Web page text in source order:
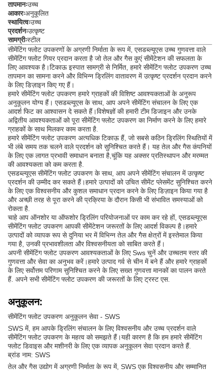
तापमानःउच्च
आकारःअनुकूलित
स्थायित्वःउच्च
प्रदर्शनःउत्कृष्ट
सामग्रीःस्टील
सीमेंटिंग फ्लोट उपकरणों के अग्रणी निर्माता के रूप में, एसडब्ल्यूएस उच्च गुणवत्ता वाले
सीमेंटिंग फ्लोट गियर प्रदान करता है जो तेल और गैस कुएं सीमेंटेशन की सफलता के
लिए आवश्यक है।टिकाऊ इस्पात सामग्री से निर्मित, हमारे सीमेंटिंग फ्लोट उपकरण उच्च
तापमान का सामना करने और विभिन्न ड्रिलिंग वातावरण में उत्कृष्ट प्रदर्शन प्रदान करने
के लिए डिज़ाइन किए गए हैं।
हमारे सीमेंटिंग फ्लोट उपकरण हमारे ग्राहकों की विशिष्ट आवश्यकताओं के अनुरूप
अनुकूलन योग्य हैं। एसडब्ल्यूएस के साथ, आप अपने सीमेंटिंग संचालन के लिए एक
आदर्श फिट का आश्वासन दे सकते हैं।विशेषज्ञों की हमारी टीम डिजाइन और उनके
अद्वितीय आवश्यकताओं को पूरा सीमेंटिंग फ्लोट उपकरण का निर्माण करने के लिए हमारे
ग्राहकों के साथ मिलकर काम करता है.
हमारे सीमेंटिंग फ्लोट उपकरण अत्यधिक टिकाऊ हैं, जो सबसे कठिन ड्रिलिंग स्थितियों में
भी लंबे समय तक चलने वाले प्रदर्शन को सुनिश्चित करते हैं। यह तेल और गैस कंपनियों
के लिए एक लागत प्रभावी समाधान बनाता है,चूंकि यह अक्सर प्रतिस्थापन और मरम्मत
की आवश्यकता को कम करता है.
एसडब्ल्यूएस सीमेंटिंग फ्लोट उपकरण के साथ, आप अपने सीमेंटिंग संचालन में उत्कृष्ट
प्रदर्शन की उम्मीद कर सकते हैं।हमारे उत्पादों को उचित सीमेंट प्लेसमेंट सुनिश्चित करने
के लिए एक विश्वसनीय और कुशल समाधान प्रदान करने के लिए डिज़ाइन किया गया है
और अच्छी तरह से पूरा करने की प्रक्रिया के दौरान किसी भी संभावित समस्याओं को
रोकता है.
चाहे आप ऑनशोर या ऑफशोर ड्रिलिंग परियोजनाओं पर काम कर रहे हों, एसडब्ल्यूएस
सीमेंटिंग फ्लोट उपकरण आपकी सीमेंटेशन जरूरतों के लिए आदर्श विकल्प है।हमारे
उत्पादों को व्यापक रूप से दुनिया भर में विभिन्न तेल और गैस क्षेत्रों में इस्तेमाल किया
गया है, उनकी प्रभावशीलता और विश्वसनीयता को साबित करते हैं।
अपनी सीमेंटिंग फ्लोट उपकरण आवश्यकताओं के लिए Sws चुनें और उच्चतम स्तर की
गुणवत्ता और सेवा का अनुभव करें।हमारे उत्पाद गर्व से चीन में बने हैं और हमारे ग्राहकों
के लिए सर्वोत्तम परिणाम सुनिश्चित करने के लिए सख्त गुणवत्ता मानकों का पालन करते
हैं. अपने सभी सीमेंटिंग फ्लोट उपकरण की जरूरतों के लिए ट्रस्ट एस.
अनुकूलन:
सीमेंटिंग फ्लोट उपकरण अनुकूलन सेवा - SWS
SWS में, हम आपके ड्रिलिंग संचालन के लिए विश्वसनीय और उच्च प्रदर्शन वाले
सीमेंटिंग फ्लोट उपकरण के महत्व को समझते हैं।यही कारण है कि हम हमारे सीमेंटिंग
फ्लोट डिवाइस और मशीनरी के लिए एक व्यापक अनुकूलन सेवा प्रदान करते हैं.
ब्रांड नाम: SWS
तेल और गैस उद्योग में अग्रणी निर्माता के रूप में, SWS एक विश्वसनीय और सम्मानित